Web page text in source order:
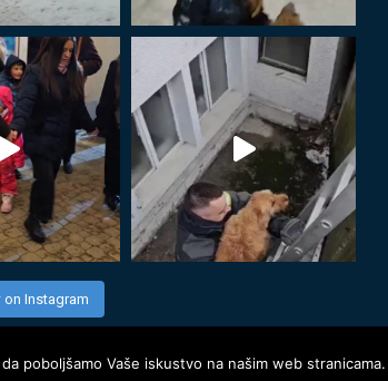
on Instagram
poboljšamo Vaše iskustvo na našim web